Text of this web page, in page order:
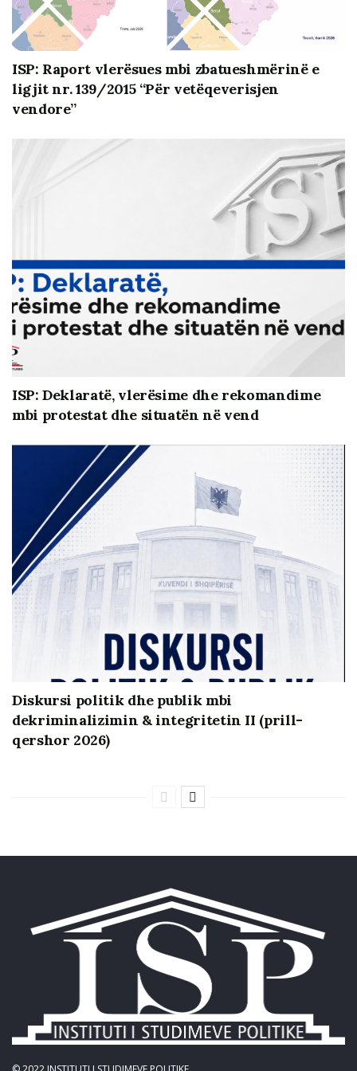
ISP: Raport vlerësues mbi zbatueshmërinë e
ligjit nr. 139/2015 “Për vetëqeverisjen
vendore”
ISP: Deklaratë, vlerësime dhe rekomandime
mbi protestat dhe situatën në vend
Diskursi politik dhe publik mbi
dekriminalizimin & integritetin II (prill-
qershor 2026)